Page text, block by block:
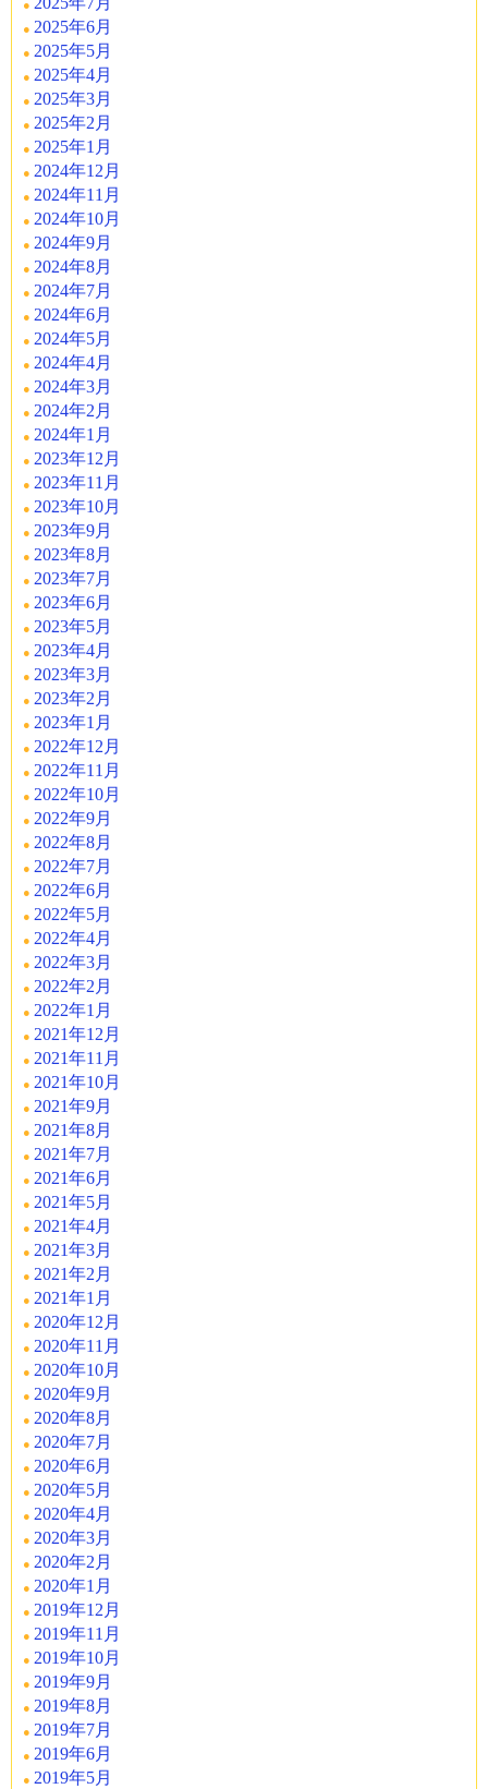
2025年6月
2025年5月
2025年4月
2025年3月
2025年2月
2025年1月
2024年12月
2024年11月
2024年10月
2024年9月
2024年8月
2024年7月
2024年6月
2024年5月
2024年4月
2024年3月
2024年2月
2024年1月
2023年12月
2023年11月
2023年10月
2023年9月
2023年8月
2023年7月
2023年6月
2023年5月
2023年4月
2023年3月
2023年2月
2023年1月
2022年12月
2022年11月
2022年10月
2022年9月
2022年8月
2022年7月
2022年6月
2022年5月
2022年4月
2022年3月
2022年2月
2022年1月
2021年12月
2021年11月
2021年10月
2021年9月
2021年8月
2021年7月
2021年6月
2021年5月
2021年4月
2021年3月
2021年2月
2021年1月
2020年12月
2020年11月
2020年10月
2020年9月
2020年8月
2020年7月
2020年6月
2020年5月
2020年4月
2020年3月
2020年2月
2020年1月
2019年12月
2019年11月
2019年10月
2019年9月
2019年8月
2019年7月
2019年6月
2019年5月